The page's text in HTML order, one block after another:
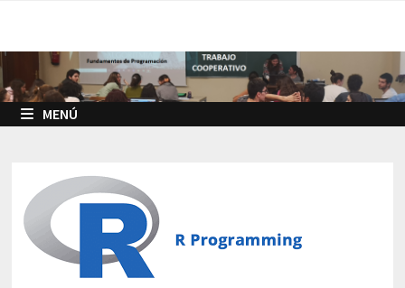
contenido
MENÚ